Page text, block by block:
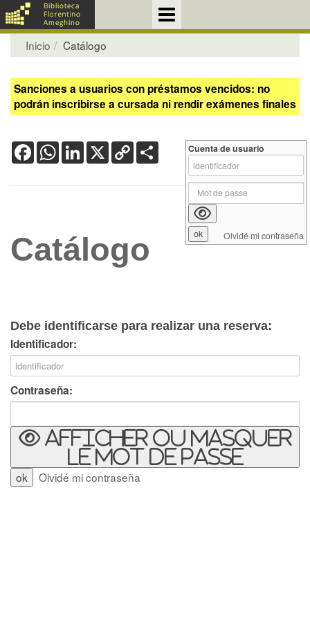
Inicio Catálogo
Sanciones a usuarios con préstamos vencidos: no
podrán inscribirse a cursada ni rendir exámenes finales
FacebookWhatsApp
LinkedIn
X Copy
Link
Catálogo
Debe identificarse para realizar una reserva:
Identificador:
Contraseña:
Afficher ou masquer
le mot de passe
Olvidé mi contraseña
Cuenta de usuario
Olvidé mi contraseña